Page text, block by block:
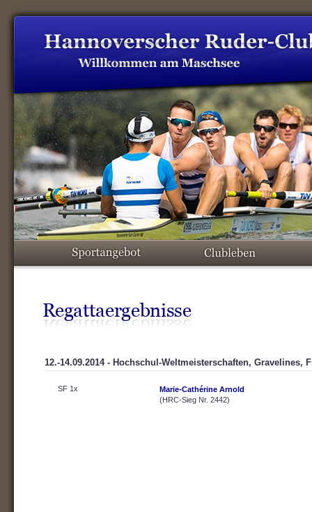
12.-14.09.2014 - Hochschul-Weltmeisterschaften, Gravelines,
SF 1x
Marie-Cathérine Arnold
(HRC-Sieg Nr. 2442)